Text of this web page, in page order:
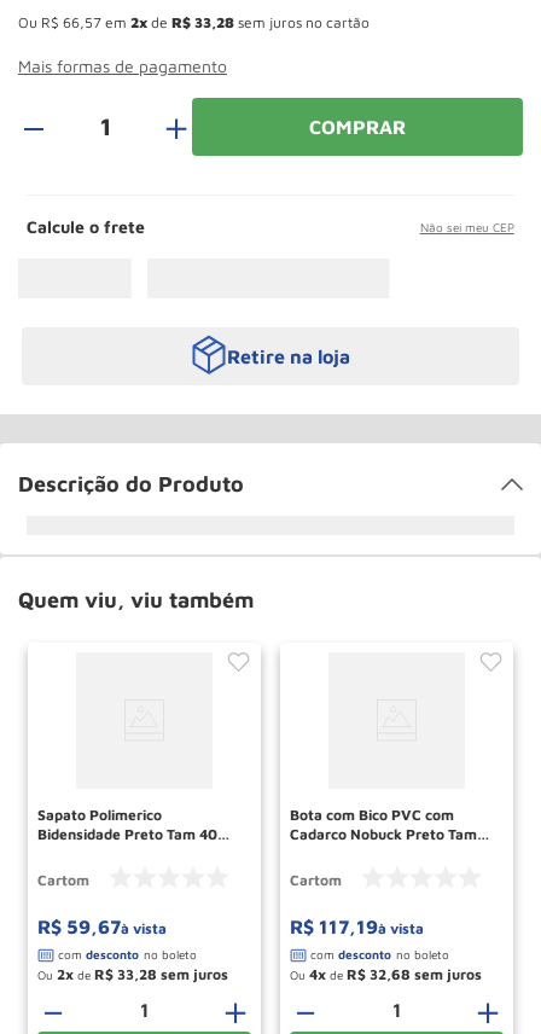
Ou R$ 66 57 em 2 de R$ 33 28 sem juros no cartão
Mais formas de pagamento
＋ COMPRAR
Calcule o frete Não sei meu CEP
Retire na loja
Descrição do Produto
Quem viu, viu também
Sapato Polimerico
Bidensidade Preto Tam 40
Cartom
R$ 59,67à vista
Ou 2 de R$ 33,28
＋
－
Bota com Bico PVC com
Cadarco Nobuck Preto Tam
Cartom
R$ 117,19à vista
Ou 4 de R$ 32,68
＋
－
10º Roda